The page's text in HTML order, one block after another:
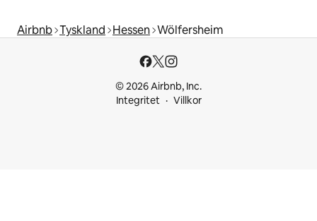
Airbnb Tyskland Hessen Wölfersheim
© 2026 Airbnb, Inc.
Integritet
Villkor